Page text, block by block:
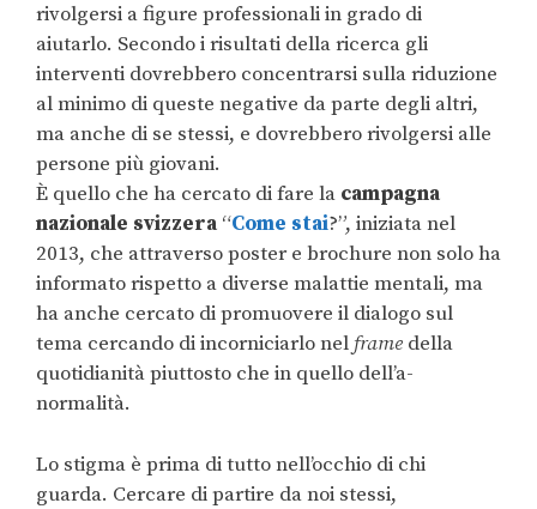
rivolgersi a figure professionali in grado di
aiutarlo. Secondo i risultati della ricerca gli
interventi dovrebbero concentrarsi sulla riduzione
al minimo di queste negative da parte degli altri,
ma anche di se stessi, e dovrebbero rivolgersi alle
persone più giovani.
È quello che ha cercato di fare la campagna
nazionale svizzera “Come stai?”, iniziata nel
2013, che attraverso poster e brochure non solo ha
informato rispetto a diverse malattie mentali, ma
ha anche cercato di promuovere il dialogo sul
tema cercando di incorniciarlo nel frame della
quotidianità piuttosto che in quello dell’a-
normalità.
Lo stigma è prima di tutto nell’occhio di chi
guarda. Cercare di partire da noi stessi,